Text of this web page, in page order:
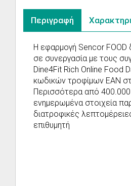
Περιγραφή
Η εφαρμογή Sencor FOOD
σε συνεργασία με τους
Dine4Fit Rich Online Food
κωδικών τροφίμων EAN
Περισσότερα από
ενημερωμένα στοιχεία
διατροφικές
επιθυμητή